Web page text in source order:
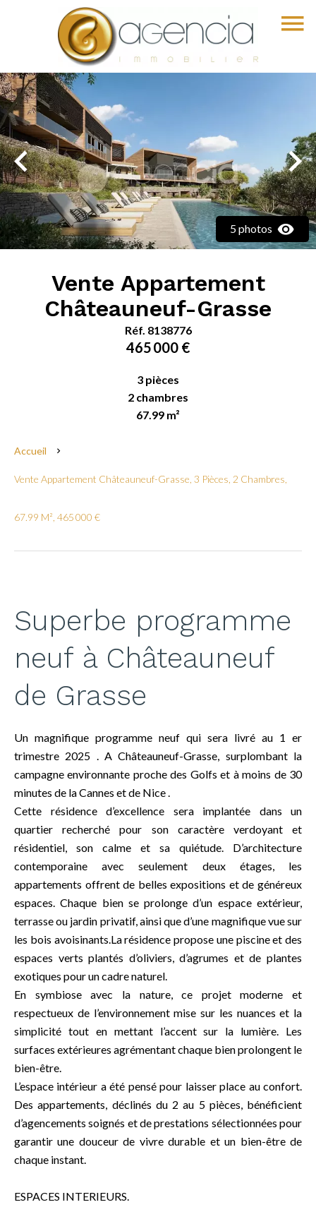
5 photos
Vente Appartement
Châteauneuf-Grasse
Réf. 8138776
465 000 €
3 pièces
2 chambres
67.99 m²
Accueil
Vente Appartement Châteauneuf-Grasse, 3 Pièces, 2 Chambres,
67.99 M², 465 000 €
Superbe programme
neuf à Châteauneuf
de Grasse
Un magnifique programme neuf qui sera livré au 1 er
trimestre 2025 . A Châteauneuf-Grasse, surplombant la
campagne environnante proche des Golfs et à moins de 30
minutes de la Cannes et de Nice .
Cette résidence d’excellence sera implantée dans un
quartier recherché pour son caractère verdoyant et
résidentiel, son calme et sa quiétude. D’architecture
contemporaine avec seulement deux étages, les
appartements offrent de belles expositions et de généreux
espaces. Chaque bien se prolonge d’un espace extérieur,
terrasse ou jardin privatif, ainsi que d’une magnifique vue sur
les bois avoisinants.La résidence propose une piscine et des
espaces verts plantés d’oliviers, d’agrumes et de plantes
exotiques pour un cadre naturel.
En symbiose avec la nature, ce projet moderne et
respectueux de l’environnement mise sur les nuances et la
simplicité tout en mettant l’accent sur la lumière. Les
surfaces extérieures agrémentant chaque bien prolongent le
bien-être.
L’espace intérieur a été pensé pour laisser place au confort.
Des appartements, déclinés du 2 au 5 pièces, bénéficient
d’agencements soignés et de prestations sélectionnées pour
garantir une douceur de vivre durable et un bien-être de
chaque instant.
ESPACES INTERIEURS.